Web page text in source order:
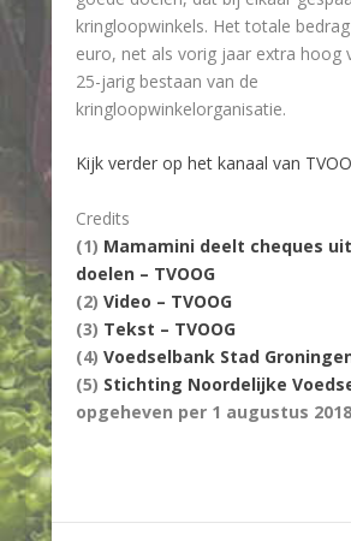
kringloopwinkels. Het totale
euro, net als vorig jaar extra hoog
25-jarig bestaan van de
kringloopwinkelorganisatie.
Kijk verder op het kanaal van
Credits
(1) Mamamini deelt cheques
doelen – TVOOG
(2) Video – TVOOG
(3) Tekst – TVOOG
(4) Voedselbank Stad
(5) Stichting Noordelijke
opgeheven per 1 augustus 2018